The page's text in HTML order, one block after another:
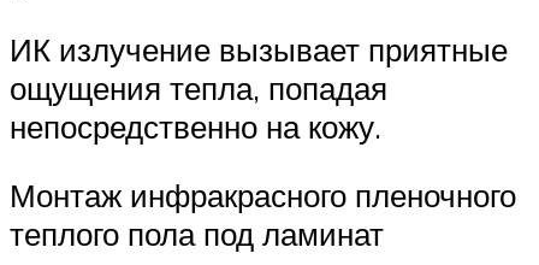
ИК излучение вызывает приятные
ощущения тепла, попадая
непосредственно на кожу.
Монтаж инфракрасного пленочного
теплого пола под ламинат